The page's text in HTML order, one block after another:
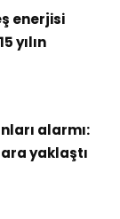
enerjisi
yılın
alarmı:
yaklaştı